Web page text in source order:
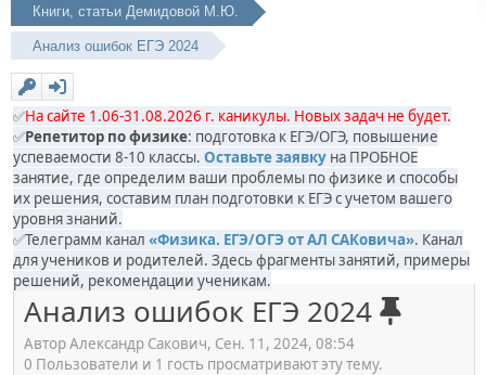
Книги, статьи Демидовой М.Ю.
Анализ ошибок ЕГЭ 2024
✅На сайте 1.06-31.08.2026 г. каникулы. Новых задач не будет.
✅Репетитор по физике: подготовка к ЕГЭ/ОГЭ, повышение
успеваемости 8-10 классы. Оставьте заявку на ПРОБНОЕ
занятие, где определим ваши проблемы по физике и способы
их решения, составим план подготовки к ЕГЭ с учетом вашего
уровня знаний.
✅Телеграмм канал «Физика. ЕГЭ/ОГЭ от АЛ САКовича». Канал
для учеников и родителей. Здесь фрагменты занятий, примеры
решений, рекомендации ученикам.
Анализ ошибок ЕГЭ 2024
Автор Александр Сакович, Сен. 11, 2024, 08:54
0 Пользователи и 1 гость просматривают эту тему.